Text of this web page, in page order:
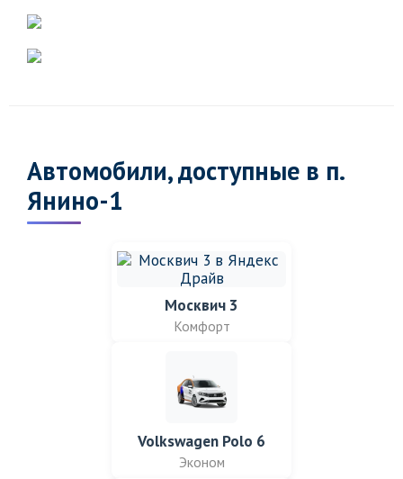
Автомобили, доступные в п.
Янино-1
Москвич 3
Комфорт
Volkswagen Polo 6
Эконом